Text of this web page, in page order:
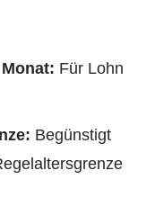
Für Lohn
Begünstigt